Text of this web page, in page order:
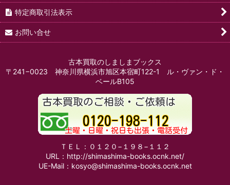
特定商取引法表示
お問い合せ
古本買取のしましまブックス
〒241−0023 神奈川県横浜市旭区本宿町122-1 ル・ヴァン・ド・
ベールB105
ＴＥＬ：０１２０−１９８−１１２
URL：http://shimashima-books.ocnk.net/
UE-Mail：kosyo@shimashima-books.ocnk.net